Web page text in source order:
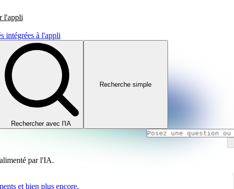
l'appli
intégrées à l'appli
Rechercher avec l'IA
Recherche simple
par l'IA.
et bien plus encore.